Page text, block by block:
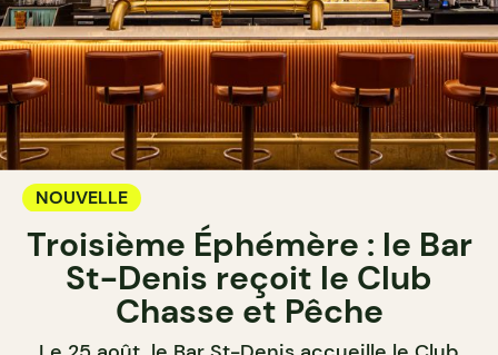
NOUVELLE
Troisième Éphémère : le Bar
St-Denis reçoit le Club
Chasse et Pêche